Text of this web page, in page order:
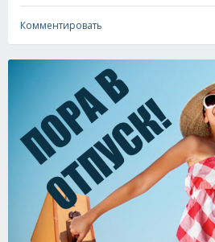
Комментировать